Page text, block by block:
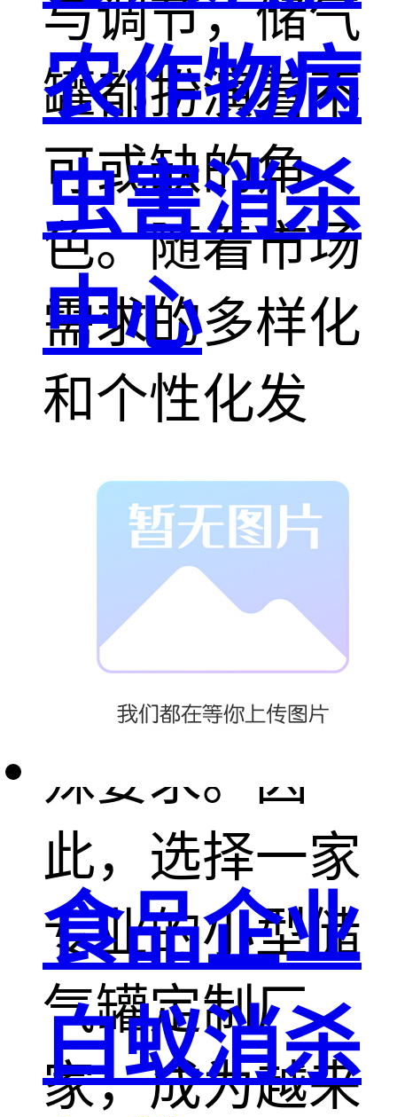
与调节，储气
罐都扮演着不
可或缺的角
色。随着市场
需求的多样化
和个性化发
展，标准化的
储气罐产品已
难以完全满足
不同客户的特
殊要求。因
此，选择一家
专业的小型储
气罐定制厂
家，成为越来
农作物病
虫害消杀
中心
食品企业
白蚁消杀